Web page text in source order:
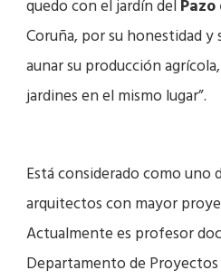
quedo con el jardín del
Coruña, por su honestidad y
aunar su producción
jardines en el mismo lugar”.
Está considerado como uno
arquitectos con mayor
Actualmente es profesor
Departamento de